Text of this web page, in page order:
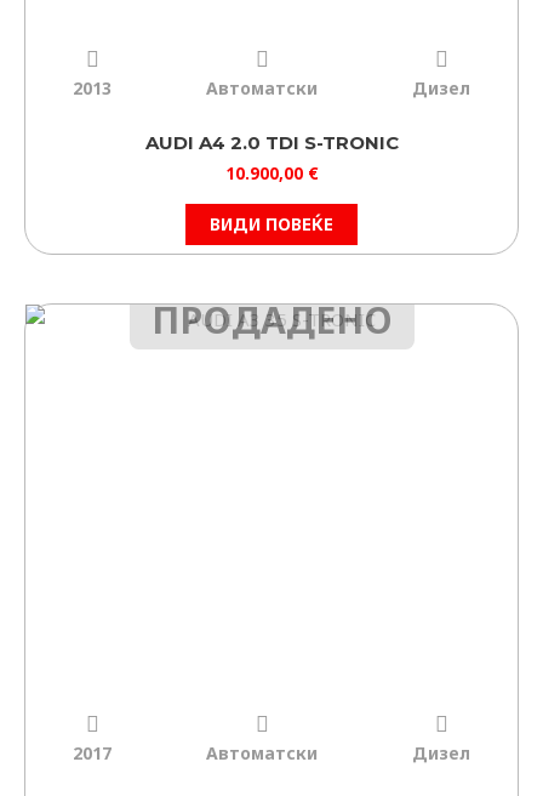
2013 Автоматски Дизел
AUDI A4 2.0 TDI S-TRONIC
10.900,00 €
ВИДИ ПОВЕЌЕ
ПРОДАДЕНО
2017 Автоматски Дизел